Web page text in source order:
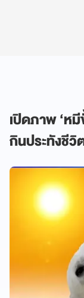
เปิดภาพ ‘ห
กินประทังชีวิ